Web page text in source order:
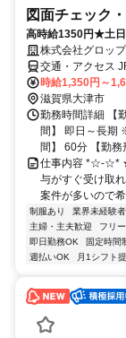
図面チェック
高時給1350円★土
株式会社グロッ
交通・アクセス
時給1,350円～
滋賀県大津市
勤務時間詳細 【
間】 即日～長期
間】 60分 【勤務
仕事内容 *☆-☆*
与がすぐ受け取
案件が多いので
制服あり 業界未経験
主婦・主夫歓迎
フリ
即日勤務OK
固定時間
週払いOK
月1シフト